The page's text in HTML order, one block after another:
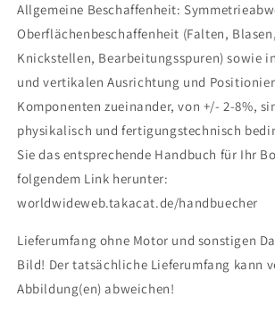
Allgemeine Beschaffenheit:
Oberflächenbeschaffenheit (Falten,
Knickstellen, Bearbeitungsspuren) sowie
und vertikalen Ausrichtung und
Komponenten zueinander, von +/- 2-8%,
physikalisch und fertigungstechnisch
Sie das entsprechende Handbuch für Ihr
folgendem Link herunter:
worldwideweb.takacat.de/handbuecher
Lieferumfang ohne Motor und sonstigen
Bild! Der tatsächliche Lieferumfang kann
Abbildung(en) abweichen!